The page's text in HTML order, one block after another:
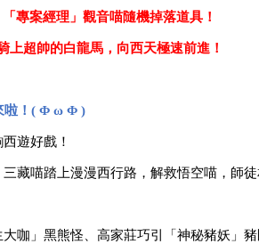
「專案經理」觀音喵隨機掉落道具！
上超帥的白龍馬，向西天極速前進！
啦！( Φ ω Φ )
遊好戲！
藏喵踏上漫漫西行路，解救悟空喵，師徒
大咖」黑熊怪、高家莊巧引「神秘豬妖」